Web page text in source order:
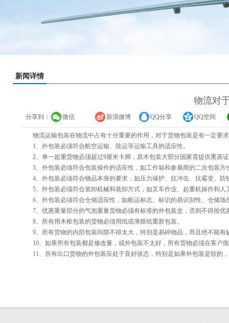
新闻详情
物流对
分享到： 微信 新浪微博 QQ分享 QQ空间
物流运输包装在物流中占有十分重要的作用，对于货物包装是有一定要
1、外包装必须符合航空运输、陆运等运输工具的适应性。
2、单一超重货物必须超过9厘米卡脚，原木包装大部分国家需提供熏蒸
3、外包装必须符合包装操作的适应性，如工作箱和参展商的二次包装方
4、外包装必须符合物品本身的要求，如压力保护、抗冲击、抗霉变、防
5、外包装必须符合装卸机械和装卸方式，如叉车作业、起重机操作和人
6、外包装必须符合仓储适应性，如船运标志、标识的易识别性、仓储场
7、优惠重量部分的气泡重量货物必须有标准的外包装盒，否则不得按优
8、所有用木框包装的货物必须用纸或薄膜纸重新包装。
9、所有货物的内部包装间隙不得太大，特别是易碎物品，而且绝不能有
10、如果所有包装都是修改量，或外包装不太好，所有货物必须在客户
11、所有出口货物的外包装应处于良好状态，特别是如果外包装是软的